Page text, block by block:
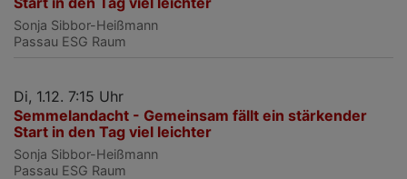
Sonja Sibbor-Heißmann
Passau ESG Raum
Di, 1.12. 7:15 Uhr
Semmelandacht - Gemeinsam fällt ein stärkender
Start in den Tag viel leichter
Sonja Sibbor-Heißmann
Passau ESG Raum